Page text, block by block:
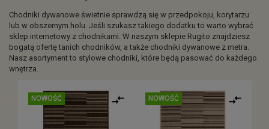
Chodniki dywanowe świetnie sprawdzą się w przedpokoju, korytarzu
lub w obszernym holu. Jeśli szukasz takiego dodatku to warto wybrać
sklep internetowy z chodnikami. W naszym sklepie Rugito znajdziesz
bogatą ofertę tanich chodników, a także chodniki dywanowe z metra.
Nasz asortyment to stylowe chodniki, które będą pasować do każdego
wnętrza.
NOWOŚĆ NOWOŚĆ